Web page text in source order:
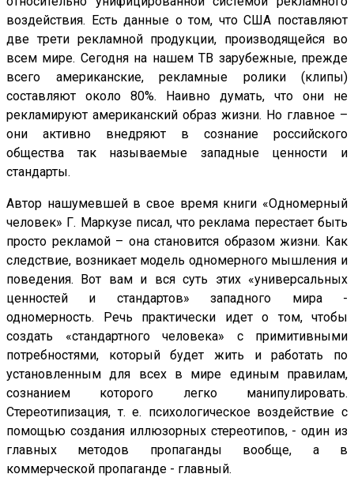
воздействия. Есть данные о том, что США поставляют
две трети рекламной продукции, производящейся во
всем мире. Сегодня на нашем ТВ зарубежные, прежде
всего американские, рекламные ролики (клипы)
составляют около 80%. Наивно думать, что они не
рекламируют американский образ жизни. Но главное –
они активно внедряют в сознание российского
общества так называемые западные ценности и
стандарты.
Автор нашумевшей в свое время книги «Одномерный
человек» Г. Маркузе писал, что реклама перестает быть
просто рекламой – она становится образом жизни. Как
следствие, возникает модель одномерного мышления и
поведения. Вот вам и вся суть этих «универсальных
ценностей и стандартов» западного мира -
одномерность. Речь практически идет о том, чтобы
создать «стандартного человека» с примитивными
потребностями, который будет жить и работать по
установленным для всех в мире единым правилам,
сознанием которого легко манипулировать.
Стереотипизация, т. е. психологическое воздействие с
помощью создания иллюзорных стереотипов, - один из
главных методов пропаганды вообще, а в
коммерческой пропаганде - главный.